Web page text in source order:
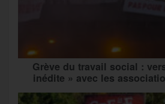
Grève du travail social :
inédite » avec les